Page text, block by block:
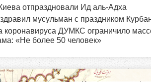
отпраздновали Ид аль-Адха
мусульман с праздником
коронавируса ДУМКС ограничило
«Не более 50 человек»